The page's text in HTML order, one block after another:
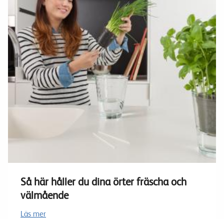
Så här håller du dina örter fräscha och
välmående
Läs mer